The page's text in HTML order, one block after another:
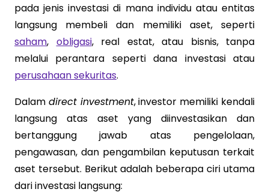
pada jenis investasi di mana individu atau entitas
langsung membeli dan memiliki aset, seperti
saham, obligasi, real estat, atau bisnis, tanpa
melalui perantara seperti dana investasi atau
perusahaan sekuritas.
Dalam direct investment, investor memiliki kendali
langsung atas aset yang diinvestasikan dan
bertanggung jawab atas pengelolaan,
pengawasan, dan pengambilan keputusan terkait
aset tersebut. Berikut adalah beberapa ciri utama
dari investasi langsung: